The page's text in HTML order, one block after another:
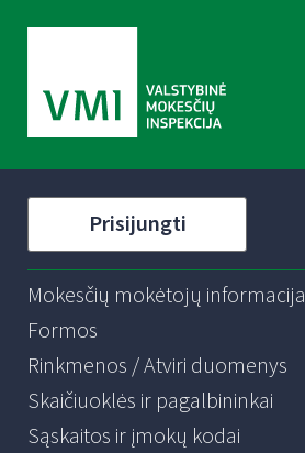
Prisijungti
Mokesčių mokėtojų informacija
Formos
Rinkmenos / Atviri duomenys
Skaičiuoklės ir pagalbininkai
Sąskaitos ir įmokų kodai